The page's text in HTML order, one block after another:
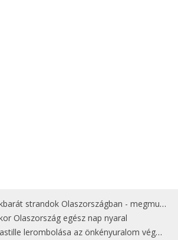
Olaszországban - megmutatjuk a 15 legjobbat
Olaszország egész nap nyaral
lerombolása az önkényuralom végét jelentette